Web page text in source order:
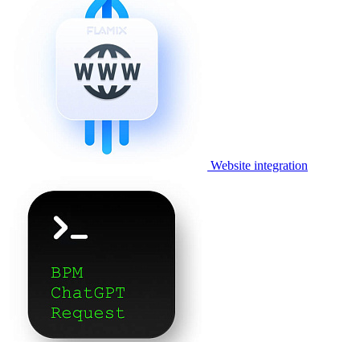
Website integration